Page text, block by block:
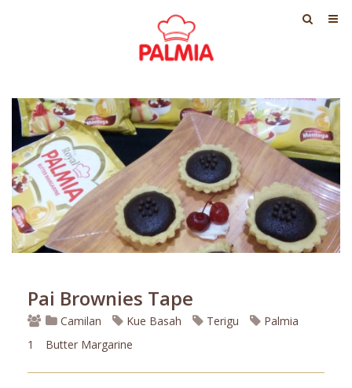
Pai Brownies Tape
1
Camilan Kue Basah Terigu
Palmia
Butter Margarine